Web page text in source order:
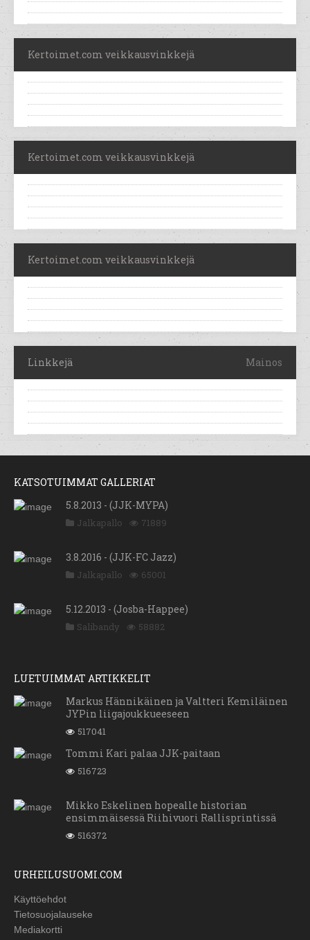
Kertoimet.com veikkausvinkkejä
Kertoimet.com veikkausvinkkejä
Kertoimet.com veikkausvinkkejä
Linkkejä Mainos
KATSOTUIMMAT GALLERIAT
5.8.2013 - (JJK-MYPA)
Jalkapallo 71889
3.8.2016 - (JJK-FC Jazz)
Jalkapallo 65001
5.12.2013 - (Josba-Happee)
Salibandy 58882
LUETUIMMAT ARTIKKELIT
Markus Hännikäinen ja Valtteri Kemiläinen
JYPin liigajoukkueeseen
517041
Tommi Kari palaa JJK-paitaan
516723
Mikko Eskelinen hopealle historian
ensimmäisessä Riihivuori Rallisprintissä
516372
URHEILUSUOMI.COM
Käyttöehdot
Tietosuojalauseke
Mediakortti